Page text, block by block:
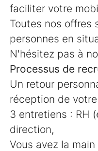
faciliter votre
Toutes nos offres
personnes en
N'hésitez pas à
Processus de
Un retour
réception de
3 entretiens : RH
direction,
Vous avez la